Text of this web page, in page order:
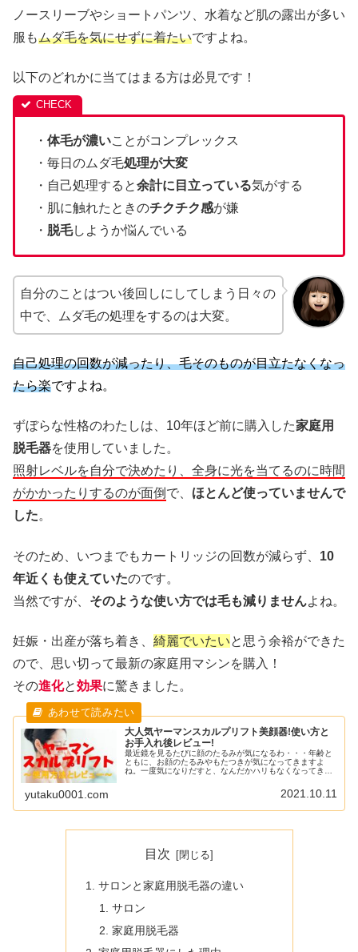
ノースリーブやショートパンツ、水着など肌の露出が多い
服もムダ毛を気にせずに着たいですよね。
以下のどれかに当てはまる方は必見です！
・ 体毛が濃いことがコンプレックス
・毎日のムダ毛処理が大変
・自己処理すると余計に目立っている気がする
・肌に触れたときのチクチク感が嫌
・ 脱毛しようか悩んでいる
自分のことはつい後回しにしてしまう日々の
中で、ムダ毛の処理をするのは大変。
自己処理の回数が減ったり、毛そのものが目立たなくなっ
たら楽ですよね。
ずぼらな性格のわたしは、10年ほど前に購入した家庭用
脱毛器を使用していました。
照射レベルを自分で決めたり、全身に光を当てるのに時間
がかかったりするのが面倒 で、 ほとんど使っていませんで
した。
そのため、いつまでもカートリッジの回数が減らず、 10
年近くも使えていたのです。
当然ですが、 そのような使い方では毛も減りませんよね。
妊娠・出産が落ち着き、 綺麗でいたいと思う余裕ができた
ので、思い切って最新の家庭用マシンを購入！
その進化と効果に驚きました。
大人気ヤーマンスカルプリフト美顔器!使い方と
お手入れ後レビュー!
最近鏡を見るたびに顔のたるみが気になるわ・・・年齢と
ともに、お顔のたるみやもたつきが気になってきますよ
ね。一度気になりだすと、なんだかハリもなくなってきた
yutaku0001.com 2021.10.11
目次
サロンと家庭用脱毛器の違い
サロン
家庭用脱毛器